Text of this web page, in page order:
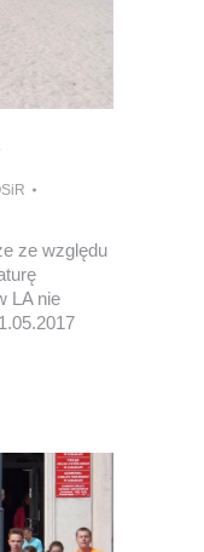
ze względu
LA nie